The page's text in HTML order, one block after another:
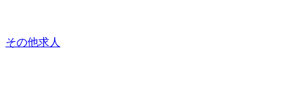
その他求人